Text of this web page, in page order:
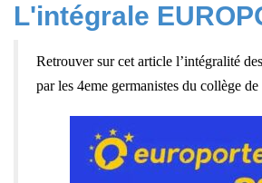
L'intégrale
Retrouver sur cet article l’intégralité
par les 4eme germanistes du collège